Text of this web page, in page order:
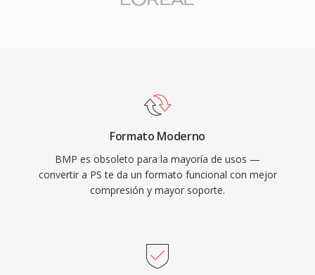
Formato Moderno
BMP es obsoleto para la mayoría de usos —
convertir a PS te da un formato funcional con mejor
compresión y mayor soporte.